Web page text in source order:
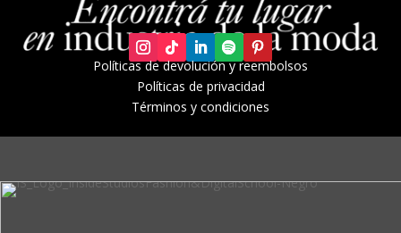
Políticas de devolución y reembolsos
Políticas de privacidad
Términos y condiciones